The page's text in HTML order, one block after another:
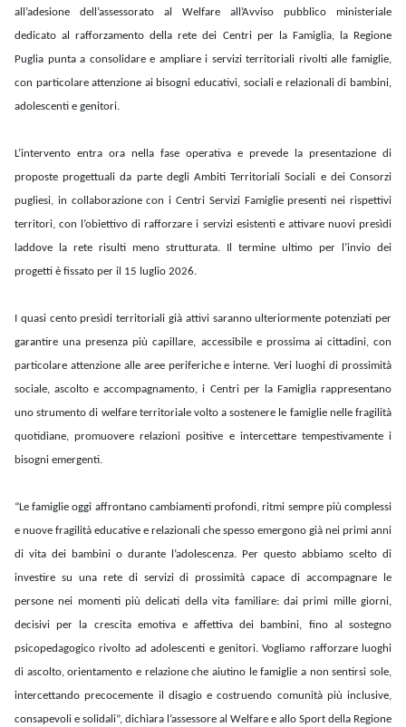
all’adesione dell’assessorato al Welfare all’Avviso pubblico ministeriale
dedicato al rafforzamento della rete dei Centri per la Famiglia, la Regione
Puglia punta a consolidare e ampliare i servizi territoriali rivolti alle famiglie,
con particolare attenzione ai bisogni educativi, sociali e relazionali di bambini,
adolescenti e genitori.
L’intervento entra ora nella fase operativa e prevede la presentazione di
proposte progettuali da parte degli Ambiti Territoriali Sociali e dei Consorzi
pugliesi, in collaborazione con i Centri Servizi Famiglie presenti nei rispettivi
territori, con l’obiettivo di rafforzare i servizi esistenti e attivare nuovi presìdi
laddove la rete risulti meno strutturata. Il termine ultimo per l’invio dei
progetti è fissato per il 15 luglio 2026.
I quasi cento presìdi territoriali già attivi saranno ulteriormente potenziati per
garantire una presenza più capillare, accessibile e prossima ai cittadini, con
particolare attenzione alle aree periferiche e interne. Veri luoghi di prossimità
sociale, ascolto e accompagnamento, i Centri per la Famiglia rappresentano
uno strumento di welfare territoriale volto a sostenere le famiglie nelle fragilità
quotidiane, promuovere relazioni positive e intercettare tempestivamente i
bisogni emergenti.
“Le famiglie oggi affrontano cambiamenti profondi, ritmi sempre più complessi
e nuove fragilità educative e relazionali che spesso emergono già nei primi anni
di vita dei bambini o durante l’adolescenza. Per questo abbiamo scelto di
investire su una rete di servizi di prossimità capace di accompagnare le
persone nei momenti più delicati della vita familiare: dai primi mille giorni,
decisivi per la crescita emotiva e affettiva dei bambini, fino al sostegno
psicopedagogico rivolto ad adolescenti e genitori. Vogliamo rafforzare luoghi
di ascolto, orientamento e relazione che aiutino le famiglie a non sentirsi sole,
intercettando precocemente il disagio e costruendo comunità più inclusive,
consapevoli e solidali”, dichiara l’assessore al Welfare e allo Sport della Regione